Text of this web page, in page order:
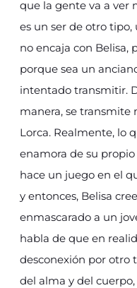
que la gente va a ver
es un ser de otro
no encaja con Belisa,
porque sea un
intentado transmitir.
manera, se transmite
Lorca. Realmente, lo
enamora de su
hace un juego en el
y entonces, Belisa
enmascarado a un
habla de que en
desconexión por otro
del alma y del cuerpo,